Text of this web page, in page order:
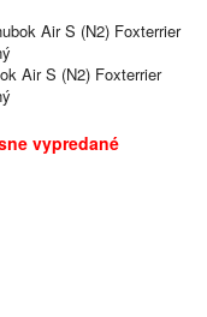
Air S (N2) Foxterrier
vypredané